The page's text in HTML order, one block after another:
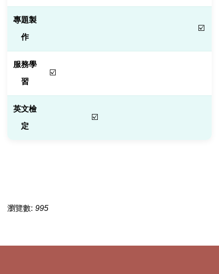
專題製
作
☑️
服務學
習
☑️
英文檢
定
☑️
瀏覽數: 995